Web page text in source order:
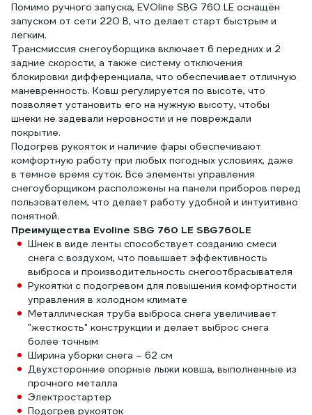
Помимо ручного запуска, EVOline SBG 760 LE оснащён
запуском от сети 220 В, что делает старт быстрым и
легким.
Трансмиссия снегоуборщика включает 6 передних и 2
задние скорости, а также систему отключения
блокировки дифференциала, что обеспечивает отличную
маневренность. Ковш регулируется по высоте, что
позволяет установить его на нужную высоту, чтобы
шнеки не задевали неровности и не повреждали
покрытие.
Подогрев рукояток и наличие фары обеспечивают
комфортную работу при любых погодных условиях, даже
в темное время суток. Все элементы управления
снегоуборщиком расположены на панели приборов перед
пользователем, что делает работу удобной и интуитивно
понятной.
Преимущества Evoline SBG 760 LE SBG760LE
Шнек в виде ленты способствует созданию смеси
снега с воздухом, что повышает эффективность
выброса и производительность снегоотбрасывателя
Рукоятки с подогревом для повышения комфортности
управления в холодном климате
Металлическая труба выброса снега увеличивает
"жесткость" конструкции и делает выброс снега
более точным
Ширина уборки снега – 62 см
Двухсторонние опорные лыжи ковша, выполненные из
прочного металла
Электростартер
Подогрев рукояток